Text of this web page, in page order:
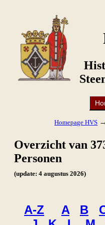
Homepage HVS
Overzicht van
Personen
(update: 4 augustus 2026)
A-Z A B